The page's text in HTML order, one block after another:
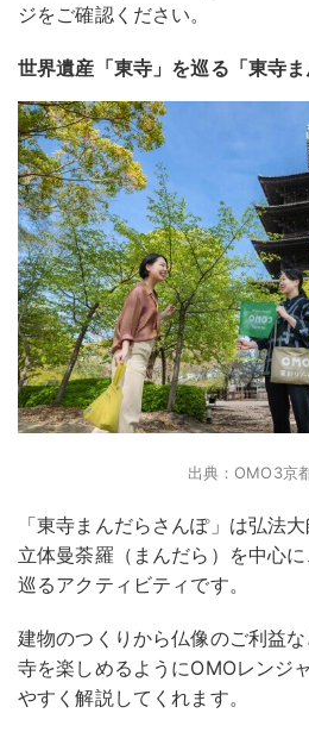
ジをご確認ください。
世界遺産「東寺」を巡る「東寺ま
出典：OMO3京
「東寺まんだらさんぽ」は弘法
立体曼荼羅（まんだら）を中心
巡るアクティビティです。
建物のつくりから仏像のご利益
寺を楽しめるようにOMOレンジ
やすく解説してくれます。